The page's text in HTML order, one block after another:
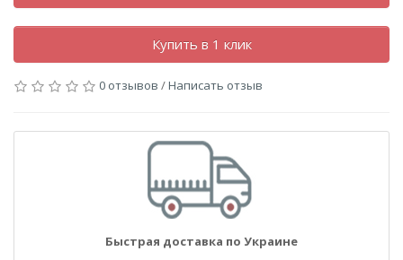
Купить в 1 клик
0 отзывов /Написать отзыв
Быстрая доставка по Украине